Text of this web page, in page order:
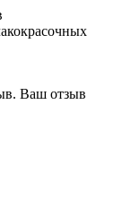
Ваш отзыв